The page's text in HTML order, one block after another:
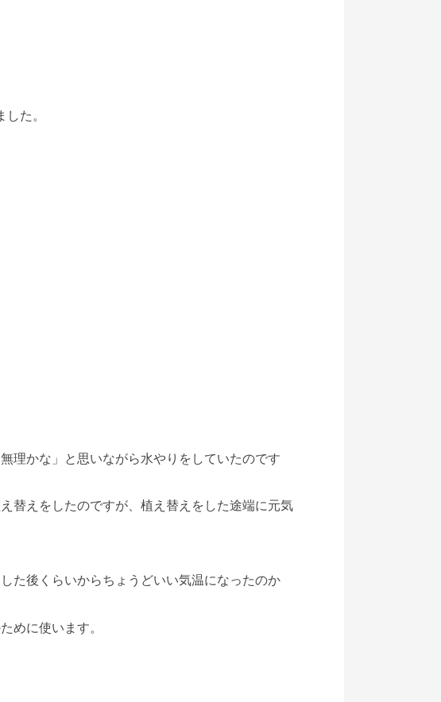
た。
理かな」と思いながら水やりをしていたのです
替えをしたのですが、植え替えをした途端に元気
た後くらいからちょうどいい気温になったのか
めに使います。